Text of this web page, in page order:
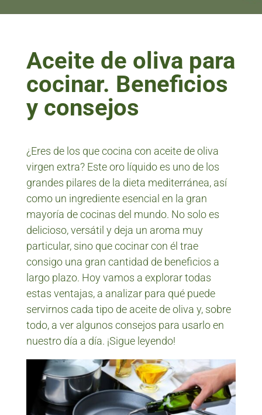
Aceite de oliva para
cocinar. Beneficios
y consejos
¿Eres de los que cocina con aceite de oliva
virgen extra? Este oro líquido es uno de los
grandes pilares de la dieta mediterránea, así
como un ingrediente esencial en la gran
mayoría de cocinas del mundo. No solo es
delicioso, versátil y deja un aroma muy
particular, sino que cocinar con él trae
consigo una gran cantidad de beneficios a
largo plazo. Hoy vamos a explorar todas
estas ventajas, a analizar para qué puede
servirnos cada tipo de aceite de oliva y, sobre
todo, a ver algunos consejos para usarlo en
nuestro día a día. ¡Sigue leyendo!